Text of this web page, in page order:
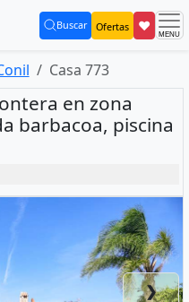
Buscar
(current) Ofertas ❤
Casa 773
en zona
barbacoa, piscina
❯